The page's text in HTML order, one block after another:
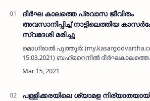
ദീർഘ കാലത്തെ പ്രവാസ ജീവിതം
അവസാനിപ്പിച്ച് നാട്ടിലെത്തിയ
സ്വദേശി മരിച്ചു
മൊഗ്രാൽ പുത്തൂർ:
15.03.2021) ബഹ്‌റൈനിൽ ദീർഘകാലത്തെ
പ്രവാസ ജീവിതം അവസാനിപ്പിച്ച്
കാസർകോട് സ്വദേശി മരിച്ചു.
പള്ളിക്കരയിലെ ശ്യാമള